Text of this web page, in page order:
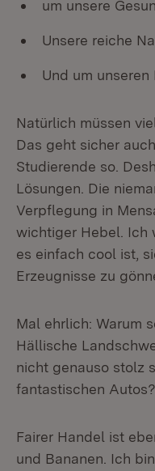
um unsere
Unsere reiche
Und um unseren
Natürlich müssen
Das geht sicher
Studierende so.
Lösungen. Die
Verpflegung in
wichtiger Hebel. Ich
es einfach cool ist,
Erzeugnisse zu
Mal ehrlich: Warum
Hällische
nicht genauso stolz
fantastischen Autos?
Fairer Handel ist
und Bananen. Ich